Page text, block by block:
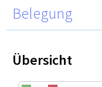
Belegung
Übersicht